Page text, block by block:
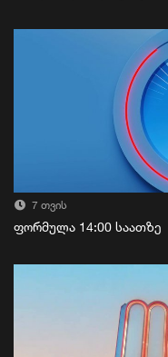
7 თვის
ფორმულა 14:00 საათზე